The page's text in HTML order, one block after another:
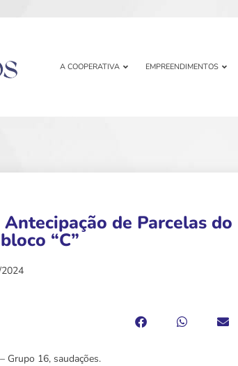
A COOPERATIVA EMPREENDIMENTOS
de Parcelas do
“C”
Grupo 16, saudações.